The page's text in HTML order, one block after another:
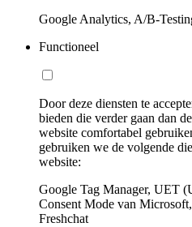
Google Analytics, A/B-
Functioneel
Door deze diensten te
bieden die verder gaan dan
website comfortabel
gebruiken we de volgende
website:
Google Tag Manager, UET
Consent Mode van
Freshchat